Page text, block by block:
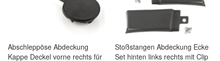
Abschleppöse Abdeckung
Kappe Deckel vorne rechts für
Stoßstangen Abdeckung Ecke
Set hinten links rechts mit Clip